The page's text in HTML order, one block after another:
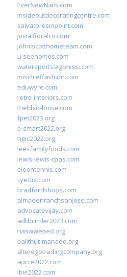
EverNewNails.com
insideoutdecoratingcentre.com
salvatoresinpoint.com
jovialfloralco.com
johnlscotthometeam.com
u-seehomes.com
watersportslagonissi.com
mischieffashion.com
eduwyre.com
retro-interiors.com
theblvd-boise.com
fpet2023.org
e-smart2022.org
ngrc2022.org
leesfamilyfoods.com
lewis-lewis-cpas.com
eleontennis.com
cyetus.com
bradfordshops.com
almadenranchsanjose.com
advocatevijay.com
adlibilimler2023.com
naswwebed.org
balithut-manado.org
alteregotradingcompany.org
aprce2022.com
ibie2022.com